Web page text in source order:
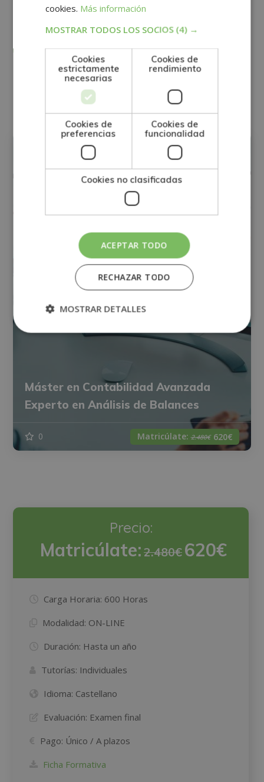
los productos ofrecidos y otros tipo de productos que fueran de su
Derechos: Puede ejercitar sus derechos identificándose suficientemente,
dirigiéndose a la dirección direccion@grupotarraco.com.
Otras titulaciones
FINANZAS
Máster en Contabilidad Avanzada
Experto en Análisis de Balances
0 Matricúlate:2.480€ 620€
Precio:
Matricúlate:2.480€ 620€
Carga Horaria: 600 Horas
Modalidad: ON-LINE
Duración: Hasta un año
Tutorías: Individuales
Idioma: Castellano
Evaluación: Examen final
Pago: Único / A plazos
Ficha Formativa
cookies. Más información
MOSTRAR TODOS LOS SOCIOS (4) →
Cookies
estrictamente
necesarias
Cookies de
rendimiento
Cookies de
preferencias
Cookies de
funcionalidad
Cookies no clasificadas
ACEPTAR TODO
RECHAZAR TODO
MOSTRAR DETALLES